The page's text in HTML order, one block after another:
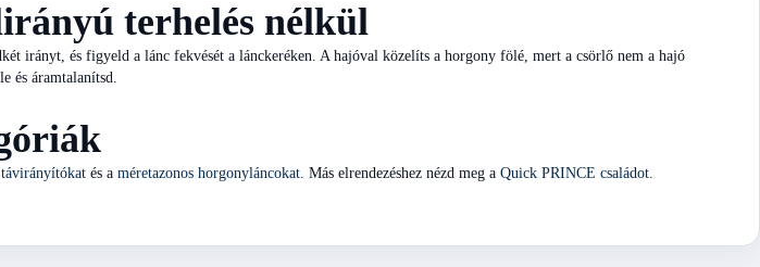
terhelés nélkül
irányt, és figyeld a lánc fekvését a lánckeréken. A hajóval közelíts a horgony fölé, mert a csörlő nem a hajó
és áramtalanítsd.
távirányítókat és a méretazonos horgonyláncokat. Más elrendezéshez nézd meg a Quick PRINCE családot.